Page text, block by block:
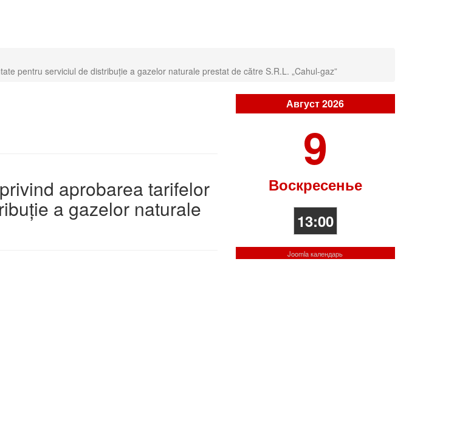
pentru serviciul de distribuție a gazelor naturale prestat de către S.R.L. „Cahul-gaz”
aprobarea tarifelor
a gazelor naturale
Август 2026
9
Воскресенье
13:00
Joomla календарь